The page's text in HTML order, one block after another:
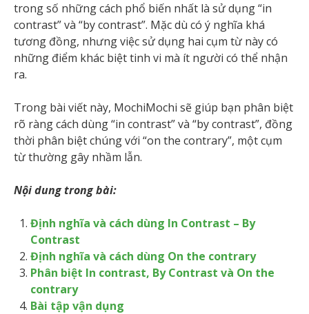
trong số những cách phổ biến nhất là sử dụng “in
contrast” và “by contrast”. Mặc dù có ý nghĩa khá
tương đồng, nhưng việc sử dụng hai cụm từ này có
những điểm khác biệt tinh vi mà ít người có thể nhận
ra.
Trong bài viết này, MochiMochi sẽ giúp bạn phân biệt
rõ ràng cách dùng “in contrast” và “by contrast”, đồng
thời phân biệt chúng với “on the contrary”, một cụm
từ thường gây nhầm lẫn.
Nội dung trong bài:
Định nghĩa và cách dùng In Contrast – By
Contrast
Định nghĩa và cách dùng On the contrary
Phân biệt In contrast, By Contrast và On the
contrary
Bài tập vận dụng